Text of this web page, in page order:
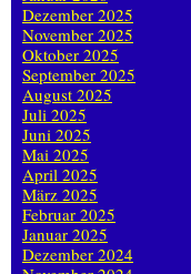
Dezember 2025
November 2025
Oktober 2025
September 2025
August 2025
Juli 2025
Juni 2025
Mai 2025
April 2025
März 2025
Februar 2025
Januar 2025
Dezember 2024